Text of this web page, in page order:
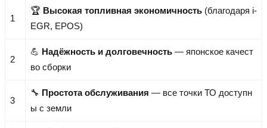
1
🏆 Высокая топливная экономичность (благодаря i-
EGR, EPOS)
2
💪 Надёжность и долговечность — японское качест
во сборки
3
🔧 Простота обслуживания — все точки ТО доступн
ы с земли